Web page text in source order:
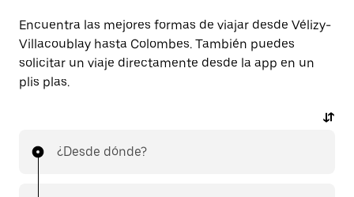
Encuentra las mejores formas de viajar desde Vélizy-
Villacoublay hasta Colombes. También puedes
solicitar un viaje directamente desde la app en un
plis plas.
¿Desde dónde?